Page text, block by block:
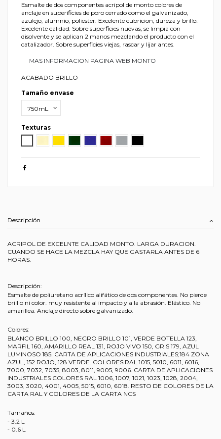
Esmalte de dos componentes acripol de monto colores de
anclaje en superificies de poro cerrado como el galvanizado,
azulejo, alumnio, poliester. Excelente cubricion, dureza y brillo.
Excelente calidad. Sobre superficies nuevas, se limpia con
disolvente y se aplican 2 manos mezclando el producto con el
catalizador. Sobre superficies viejas, rascar y lijar antes.
MAS INFORMACION PAGINA WEB MONTO
ACABADO BRILLO
Tamaño envase
Texturas
Verde BotellaAzul Luminoso
Descripción
ACRIPOL DE EXCELNTE CALIDAD MONTO. LARGA DURACION.
CUANDO SE HACE LA MEZCLA HAY QUE GASTARLA ANTES DE 6
HORAS.
Descripción:
Esmalte de poliuretano acrílico alifático de dos componentes. No pierde
brilllo ni color. muy resistente al impacto y a la abrasión. Elástico. No
amarillea. Anclaje directo sobre galvanizado.
Colores:
BLANCO BRILLO 100, NEGRO BRILLO 101, VERDE BOTELLA 123,
MARFIL 160, AMARILLO REAL 131, ROJO VIVO 150, GRIS 179, AZUL
LUMINOSO 185. CARTA DE APLICACIONES INDUSTRIALES;184 ZONA
AZUL, 152 ROJO, 128 VERDE. COLORES RAL 1015, 5010, 6011, 6016,
7000, 7032, 7035, 8003, 8011, 9005, 9006. CARTA DE APLICACIONES
INDUSTRIALES COLORES RAL 1006, 1007, 1021, 1023, 1028, 2004,
3003, 3020, 4001, 4005, 5015, 6010, 6018. RESTO DE COLORES DE LA
CARTA RAL Y COLORES DE LA CARTA NCS
Tamaños:
- 3.2 L
- 0.6 L